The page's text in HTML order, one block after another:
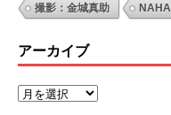
撮影：金城真助 NAHA
アーカイブ